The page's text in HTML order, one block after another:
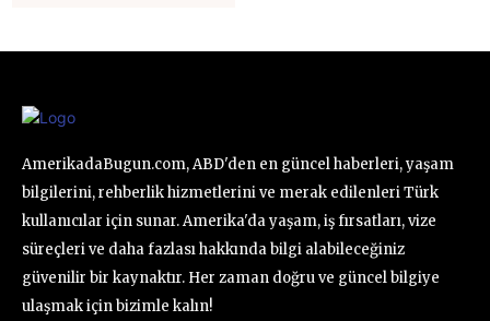
AmerikadaBugun.com, ABD'den en güncel haberleri, yaşam
bilgilerini, rehberlik hizmetlerini ve merak edilenleri Türk
kullanıcılar için sunar. Amerika'da yaşam, iş fırsatları, vize
süreçleri ve daha fazlası hakkında bilgi alabileceğiniz
güvenilir bir kaynaktır. Her zaman doğru ve güncel bilgiye
ulaşmak için bizimle kalın!